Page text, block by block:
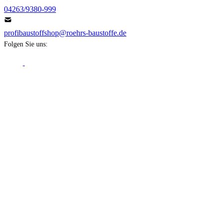
04263/9380-999
profibaustoffshop@roehrs-baustoffe.de
Folgen Sie uns: